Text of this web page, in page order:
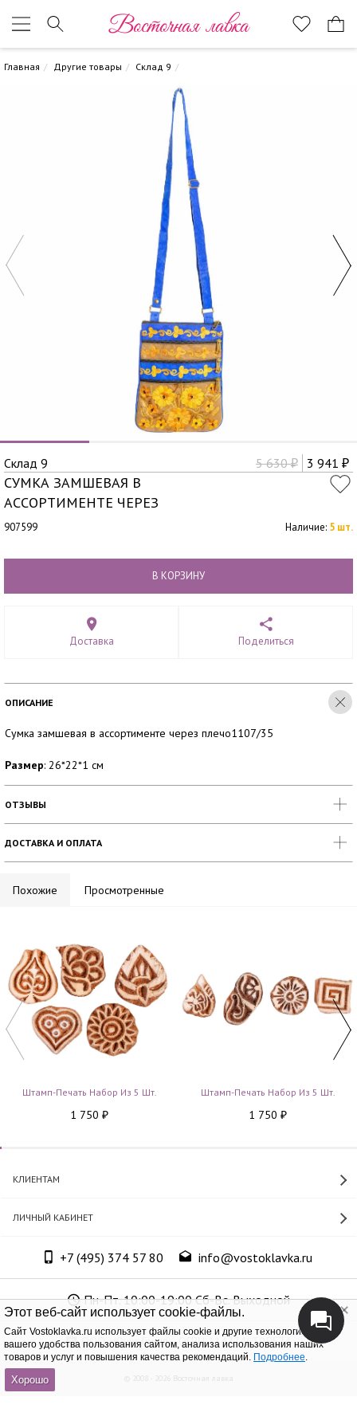
Этот веб-сайт использует cookie-файлы.
Cайт Vostoklavka.ru использует файлы cookie и другие технологии для
вашего удобства пользования сайтом, анализа использования наших
товаров и услуг и повышения качества рекомендаций. Подробнее.
Хорошо
Восточная лавка
Главная Другие товары Склад 9
Склад 9 5 630₽ 3 941 ₽
СУМКА ЗАМШЕВАЯ В
АССОРТИМЕНТЕ ЧЕРЕЗ
907599 Наличие: 5 шт.
В КОРЗИНУ
Доставка Поделиться
ОПИСАНИЕ
Сумка замшевая в ассортименте через плечо1107/35
Размер: 26*22*1 см
ОТЗЫВЫ
ДОСТАВКА И ОПЛАТА
Похожие Просмотренные
Штамп-Печать Набор Из 5 Шт.
1 750 ₽
Штамп-Печать Набор Из 5 Шт.
1 750 ₽
КЛИЕНТАМ
ЛИЧНЫЙ КАБИНЕТ
+7 (495) 374 57 80 info@vostoklavka.ru
Пн-Пт. 10:00-19:00 Сб-Вс. Выходной
ООО «Юнит Групп», ОГРН 1147746305574